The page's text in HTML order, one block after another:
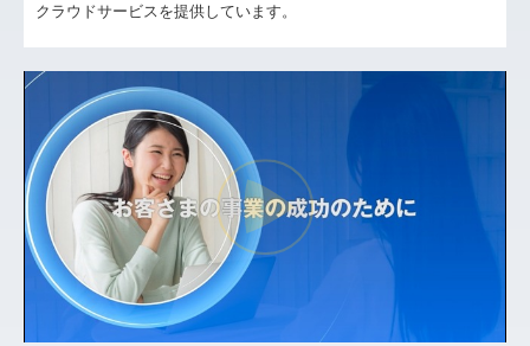
クラウドサービスを提供しています。